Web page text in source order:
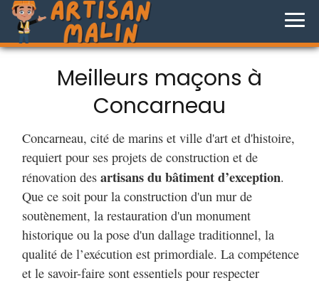
Meilleurs maçons à
Concarneau
Concarneau, cité de marins et ville d'art et d'histoire,
requiert pour ses projets de construction et de
rénovation des artisans du bâtiment d’exception.
Que ce soit pour la construction d'un mur de
soutènement, la restauration d'un monument
historique ou la pose d'un dallage traditionnel, la
qualité de l’exécution est primordiale. La compétence
et le savoir-faire sont essentiels pour respecter